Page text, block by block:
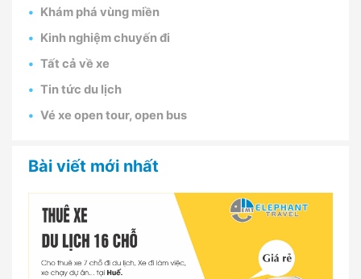
Khám phá vùng miền
Kinh nghiệm chuyến đi
Tất cả về xe
Tin tức du lịch
Vé xe open tour, open bus
Bài viết mới nhất